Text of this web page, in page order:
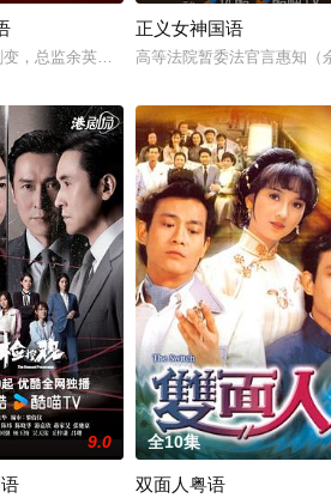
世豪（杜燕歌
飾）潛伏多年，終令真正製毒師一權世豪（杜
，总监余英飞离职、门外汉古肇华空降。张
正义女神国语
高等法院暂委法官言惠知（
9.0 全10集
双面人粤语